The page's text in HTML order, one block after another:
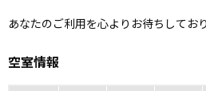
あなたのご利用を心よりお待ちしてお
空室情報